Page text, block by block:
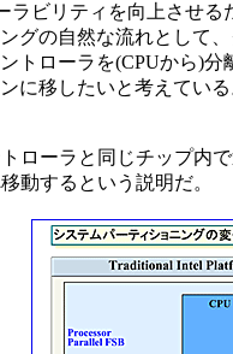
ビリティを向上させる
グの自然な流れとして
トローラを(CPUから)
に移したいと考えてい
ローラと同じチップ内
動するという説明だ。